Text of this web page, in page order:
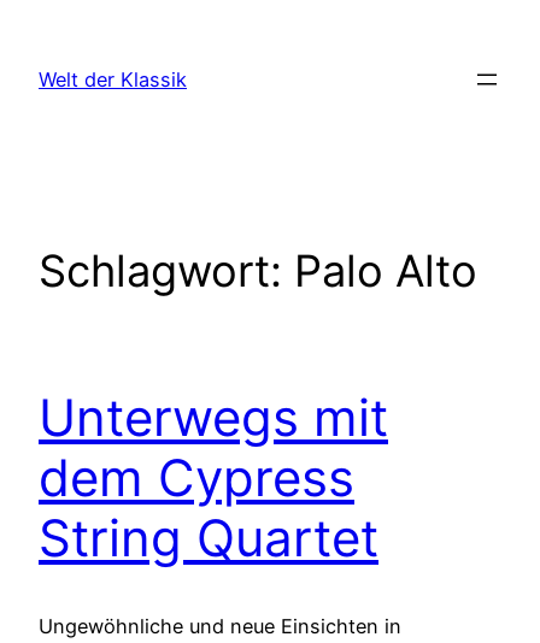
springen
Welt der Klassik
Schlagwort: Palo Alto
Unterwegs mit
dem Cypress
String Quartet
Ungewöhnliche und neue Einsichten in